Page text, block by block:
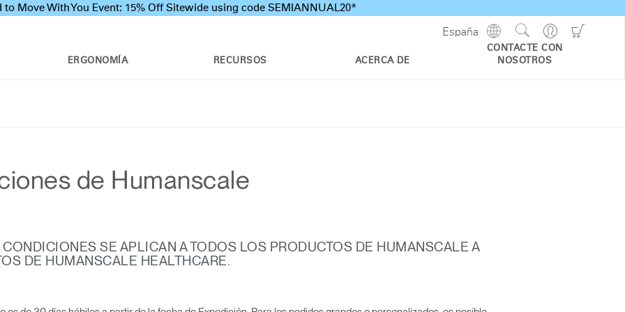
to Move With You Event: 15% Off Sitewide using code SEMIANNUAL20*
ERGONOMÍA RECURSOS ACERCA DE
CONTACTE CON
NOSOTROS
Go
to
Search
Site
España
Show
Regions
de Humanscale
SE APLICAN A TODOS LOS PRODUCTOS DE HUMANSCALE A
DE HUMANSCALE HEALTHCARE.